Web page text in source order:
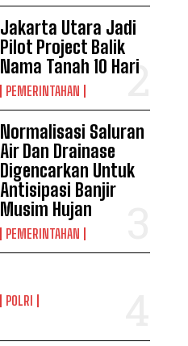
Jakarta Utara Jadi
Pilot Project Balik
Nama Tanah 10 Hari
PEMERINTAHAN
Normalisasi Saluran
Air Dan Drainase
Digencarkan Untuk
Antisipasi Banjir
Musim Hujan
PEMERINTAHAN
POLRI